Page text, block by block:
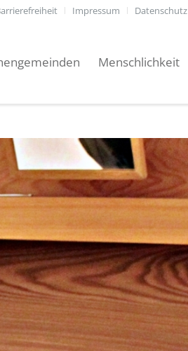
Impressum Datenschutz
Menschlichkeit